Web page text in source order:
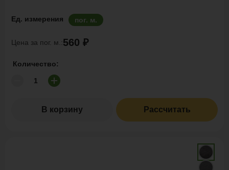
Ед. измерения пог. м.
Цена за пог. м.:560 ₽
Количество:
В корзину Рассчитать